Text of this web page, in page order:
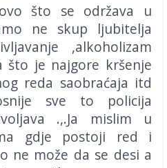
što se održava u
ne skup ljubitelja
,alkoholizam
što je najgore kršenje
reda saobraćaja itd
sve to policija
.,.Ja mislim u
gdje postoji red i
ne može da se desi a